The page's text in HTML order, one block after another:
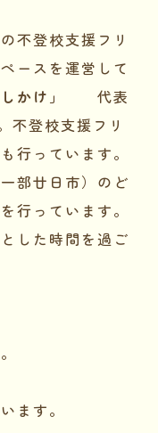
不登校支援フリ
ースを運営して
かけ」
代表
不登校支援フリ
行っています。
部廿日市）のど
行っています。
した時間を過ご
ます。